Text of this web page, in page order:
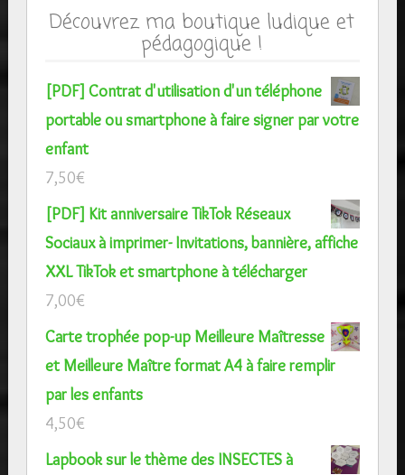
Découvrez ma boutique ludique et
pédagogique !
[PDF] Contrat d'utilisation d'un téléphone
portable ou smartphone à faire signer par votre
enfant
7,50€
[PDF] Kit anniversaire TikTok Réseaux
Sociaux à imprimer- Invitations, bannière, affiche
XXL TikTok et smartphone à télécharger
7,00€
Carte trophée pop-up Meilleure Maîtresse
et Meilleure Maître format A4 à faire remplir
par les enfants
4,50€
Lapbook sur le thème des INSECTES à